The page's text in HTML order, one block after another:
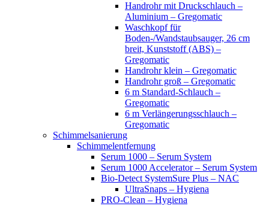
Handrohr mit Druckschlauch –
Aluminium – Gregomatic
Waschkopf für
Boden-/Wandstaubsauger, 26 cm
breit, Kunststoff (ABS) –
Gregomatic
Handrohr klein – Gregomatic
Handrohr groß – Gregomatic
6 m Standard-Schlauch –
Gregomatic
6 m Verlängerungsschlauch –
Gregomatic
Schimmelsanierung
Schimmelentfernung
Serum 1000 – Serum System
Serum 1000 Accelerator – Serum System
Bio-Detect SystemSure Plus – NAC
UltraSnaps – Hygiena
PRO-Clean – Hygiena